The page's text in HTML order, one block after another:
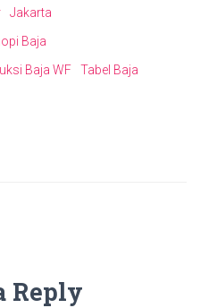
Jakarta
Baja
Baja WF Tabel Baja
Reply